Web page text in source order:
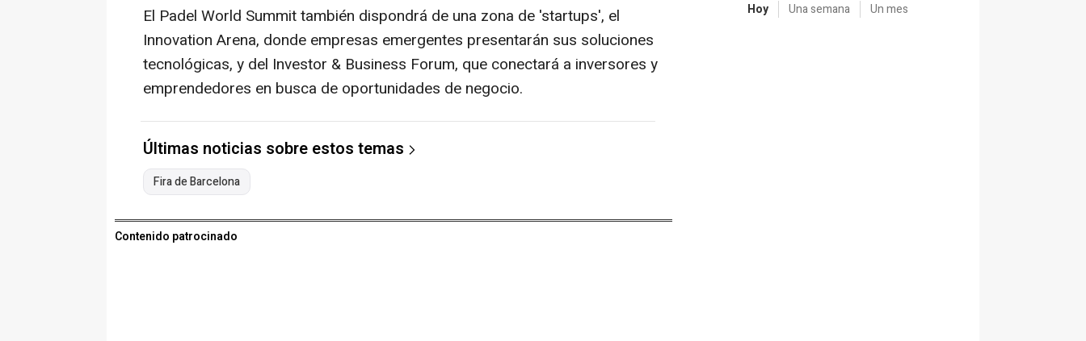
El Padel World Summit también dispondrá de una zona de 'startups', el
Innovation Arena, donde empresas emergentes presentarán sus soluciones
tecnológicas, y del Investor & Business Forum, que conectará a inversores y
emprendedores en busca de oportunidades de negocio.
Últimas noticias sobre estos temas
Fira de Barcelona
Contenido patrocinado
Hoy Una semana Un mes